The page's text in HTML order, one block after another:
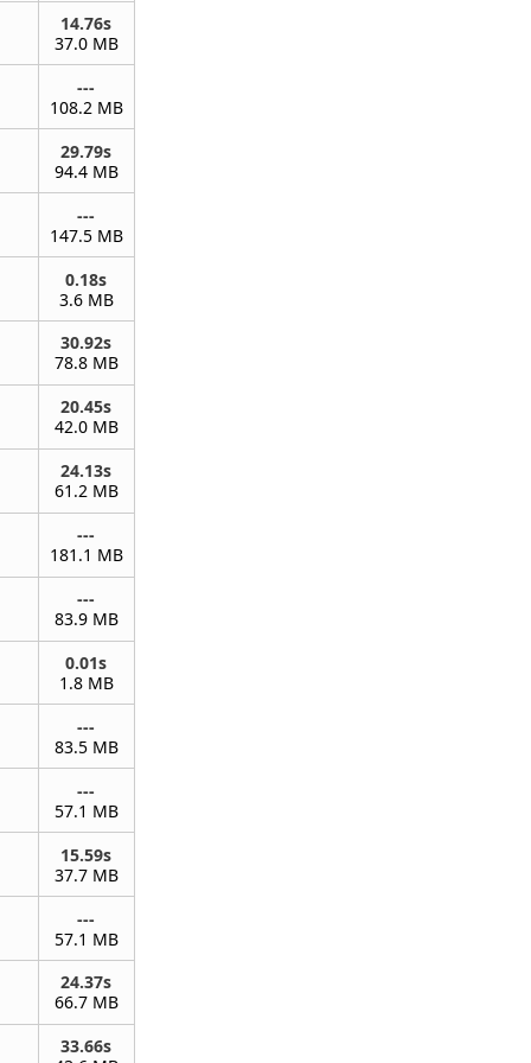
14.76s
37.0 MB
---
108.2 MB
29.79s
94.4 MB
---
147.5 MB
0.18s
3.6 MB
30.92s
78.8 MB
20.45s
42.0 MB
24.13s
61.2 MB
---
181.1 MB
---
83.9 MB
0.01s
1.8 MB
---
83.5 MB
---
57.1 MB
15.59s
37.7 MB
---
57.1 MB
24.37s
66.7 MB
33.66s